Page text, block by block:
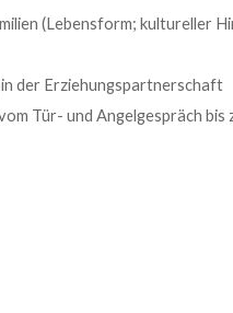
(Lebensform; kultureller
der Erziehungspartnerschaft
Tür- und Angelgespräch